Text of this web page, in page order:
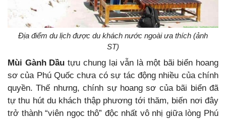
Địa điểm du lịch được du khách nước ngoài ưa thích (ảnh
ST)
Mùi Gành Dầu tựu chung lại vẫn là một bãi biển hoang
sơ của Phú Quốc chưa có sự tác động nhiều của chính
quyền. Thế nhưng, chính sự hoang sơ của bãi biển đã
tự thu hút du khách thập phương tới thăm, biến nơi đây
trở thành “viên ngọc thô” độc nhất vô nhị giữa lòng Phú